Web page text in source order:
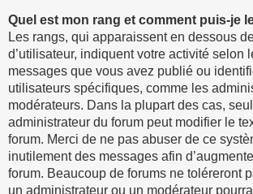
Quel est mon rang et comment puis-je
Les rangs, qui apparaissent en dessous
d’utilisateur, indiquent votre activité selon
messages que vous avez publié ou
utilisateurs spécifiques, comme les
modérateurs. Dans la plupart des cas,
administrateur du forum peut modifier le
forum. Merci de ne pas abuser de ce
inutilement des messages afin
forum. Beaucoup de forums ne toléreront
un administrateur ou un modérateur